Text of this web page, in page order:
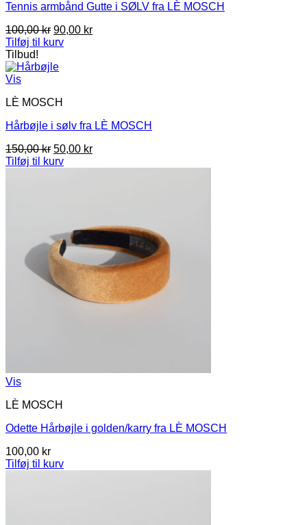
Tennis armbånd Gutte i SØLV fra LÈ MOSCH
100,00kr Den
oprindelige
var:
90,00 krDen
Tilføj til kurv
Tilbud!
Vis
LÈ MOSCH
Hårbøjle i sølv fra LÈ MOSCH
150,00kr Den
oprindelige
50,00 krDen
Tilføj til kurv
Vis
LÈ MOSCH
Odette Hårbøjle i golden/karry fra LÈ MOSCH
100,00 kr
Tilføj til kurv